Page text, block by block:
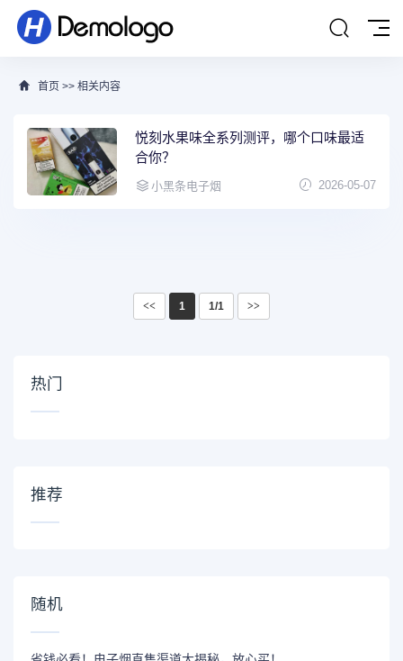
首页 >> 相关内容
悦刻水果味全系列测评，哪个口味最适
合你？
小黑条电子烟 2026-05-07
<< 1 1/1 >>
热门
推荐
随机